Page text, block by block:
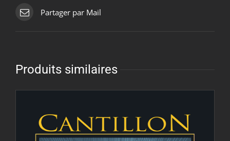
Partager par Mail
Produits similaires